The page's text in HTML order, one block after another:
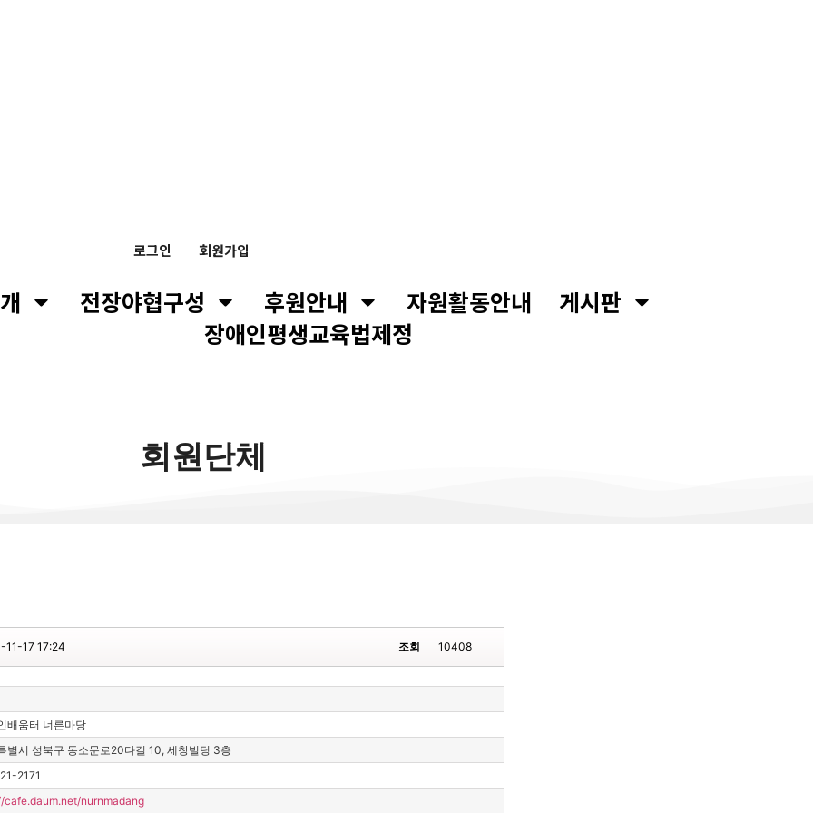
로그인 회원가입
전장야협구성 후원안내 자원활동안내
게시판
장애인평생교육법제정
회원단체
11-17 17:24 조회 10408
배움터 너른마당
별시 성북구 동소문로20다길 10, 세창빌딩 3층
2171
cafe.daum.net/nurnmadang